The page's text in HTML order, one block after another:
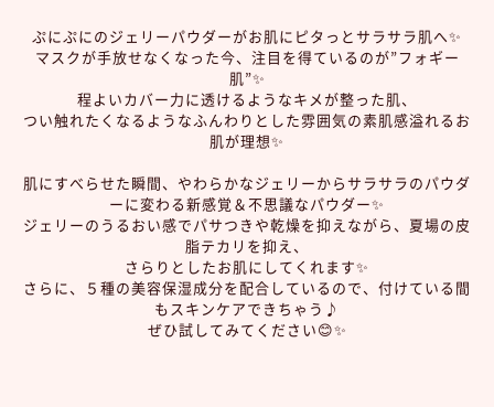
ぷにぷにのジェリーパウダーがお肌にピタっとサラサラ肌へ✨
マスクが手放せなくなった今、注目を得ているのが”フォギー
肌”✨
程よいカバー力に透けるようなキメが整った肌、
つい触れたくなるようなふんわりとした雰囲気の素肌感溢れるお
肌が理想✨
肌にすべらせた瞬間、やわらかなジェリーからサラサラのパウダ
ーに変わる新感覚＆不思議なパウダー✨
ジェリーのうるおい感でパサつきや乾燥を抑えながら、夏場の皮
脂テカリを抑え、
さらりとしたお肌にしてくれます✨
さらに、５種の美容保湿成分を配合しているので、付けている間
もスキンケアできちゃう♪
ぜひ試してみてください😊✨